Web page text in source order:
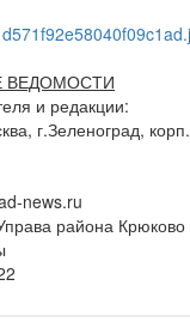
ВЕДОМОСТИ
и редакции:
г.Зеленоград, корп.
news.ru
района Крюково